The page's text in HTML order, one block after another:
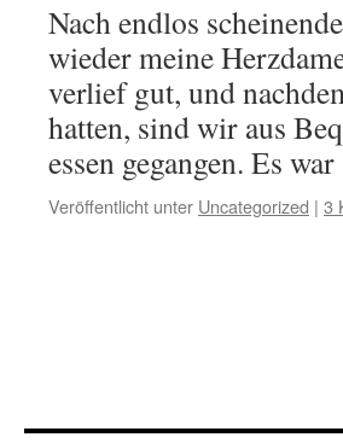
Nach endlos
wieder meine
verlief gut, und
hatten, sind wir aus
essen gegangen. Es
Veröffentlicht unter Uncategorized | 3